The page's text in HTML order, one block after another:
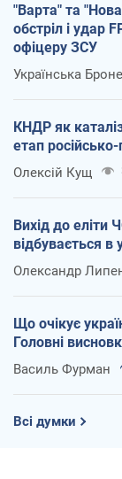
"Варта" та
обстріл і удар
офіцеру ЗСУ
Українська
КНДР як
етап
Олексій Кущ
Вихід до еліти
відбувається в
Олександр
Що очікує
Головні
Василь Фурман
Всі думки